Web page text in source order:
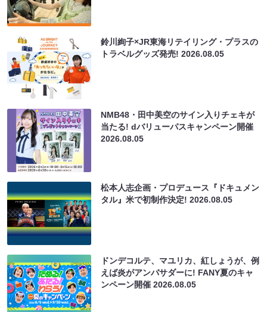
鈴川絢子×JR東海リテイリング・プラスの
トラベルグッズ発売!2026.08.05
NMB48・田中美空のサイン入りチェキが
当たる! dバリューパスキャンペーン開催
2026.08.05
松本人志企画・プロデュース『ドキュメン
タル』米で初制作決定!2026.08.05
ドンデコルテ、マユリカ、紅しょうが、例
えば炎がアンバサダーに! FANY夏のキャ
ンペーン開催2026.08.05